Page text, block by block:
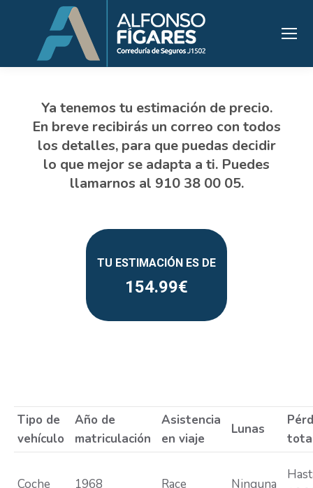
154.99
Tipo de
vehículo
Año de
matriculación
Asistencia
en viaje
Lunas
Coche 1968 Race Ninguna